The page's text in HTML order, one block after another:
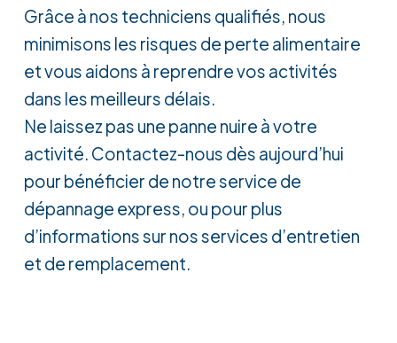
Grâce à nos techniciens qualifiés, nous
minimisons les risques de perte alimentaire
et vous aidons à reprendre vos activités
dans les meilleurs délais.
Ne laissez pas une panne nuire à votre
activité. Contactez-nous dès aujourd’hui
pour bénéficier de notre service de
dépannage express, ou pour plus
d’informations sur nos services d’entretien
et de remplacement.